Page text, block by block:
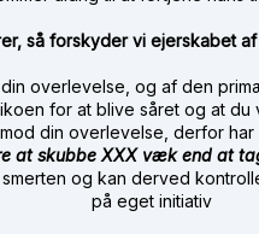
så forskyder vi ejerskabet
overlevelse, og af den
for at blive såret og at
din overlevelse, derfor
at skubbe XXX væk end at
og kan derved
på eget initiativ